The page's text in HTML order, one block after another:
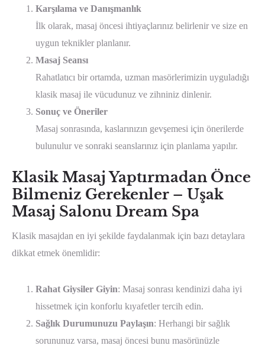
Karşılama ve Danışmanlık
İlk olarak, masaj öncesi ihtiyaçlarınız belirlenir ve size en
uygun teknikler planlanır.
Masaj Seansı
Rahatlatıcı bir ortamda, uzman masörlerimizin uyguladığı
klasik masaj ile vücudunuz ve zihniniz dinlenir.
Sonuç ve Öneriler
Masaj sonrasında, kaslarınızın gevşemesi için önerilerde
bulunulur ve sonraki seanslarınız için planlama yapılır.
Klasik Masaj Yaptırmadan Önce
Bilmeniz Gerekenler – Uşak
Masaj Salonu Dream Spa
Klasik masajdan en iyi şekilde faydalanmak için bazı detaylara
dikkat etmek önemlidir:
Rahat Giysiler Giyin: Masaj sonrası kendinizi daha iyi
hissetmek için konforlu kıyafetler tercih edin.
Sağlık Durumunuzu Paylaşın: Herhangi bir sağlık
sorununuz varsa, masaj öncesi bunu masörünüzle